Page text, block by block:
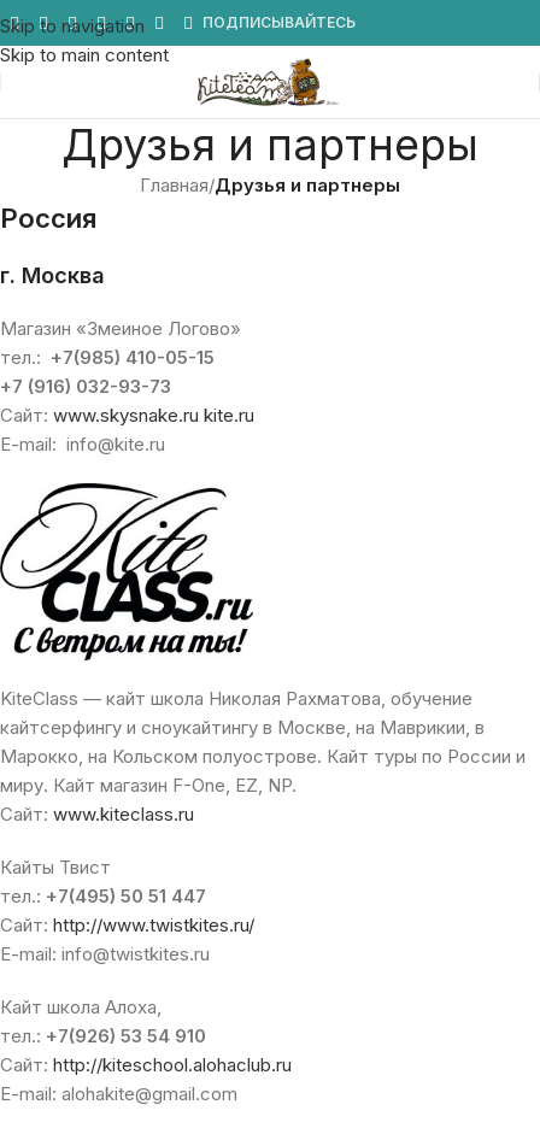
Skip to navigation
Skip to main content
ПОДПИСЫВАЙТЕСЬ
Друзья и партнеры
Главная/Друзья и партнеры
Россия
г. Москва
Магазин «Змеиное Логово»
тел.: +7(985) 410-05-15
+7 (916) 032-93-73
Сайт: www.skysnake.ru kite.ru
E-mail: info@kite.ru
KiteClass — кайт школа Николая Рахматова, обучение
кайтсерфингу и сноукайтингу в Москве, на Маврикии, в
Марокко, на Кольском полуострове. Кайт туры по России и
миру. Кайт магазин F-One, EZ, NP.
Сайт: www.kiteclass.ru
Кайты Твист
тел.: +7(495) 50 51 447
Сайт: http://www.twistkites.ru/
E-mail: info@twistkites.ru
Кайт школа Алоха,
тел.: +7(926) 53 54 910
Сайт: http://kiteschool.alohaclub.ru
E-mail: alohakite@gmail.com